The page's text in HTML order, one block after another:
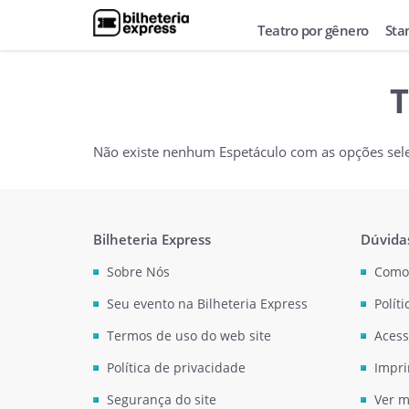
Teatro por gênero
Não existe nenhum Espetáculo com as opções
Bilheteria Express
Sobre Nós
Seu evento na Bilheteria Express
Termos de uso do web site
Política de privacidade
Segurança do site
Ver